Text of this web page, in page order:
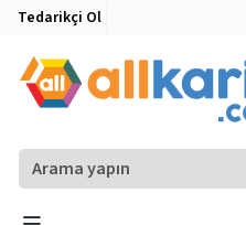
Tedarikçi Ol